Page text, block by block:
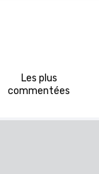
Les plus
commentées